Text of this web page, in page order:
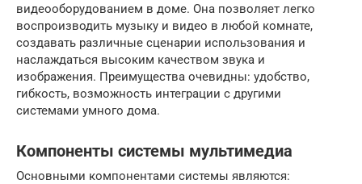
видеооборудованием в доме. Она позволяет легко
воспроизводить музыку и видео в любой комнате,
создавать различные сценарии использования и
наслаждаться высоким качеством звука и
изображения. Преимущества очевидны: удобство,
гибкость, возможность интеграции с другими
системами умного дома.
Компоненты системы мультимедиа
Основными компонентами системы являются: